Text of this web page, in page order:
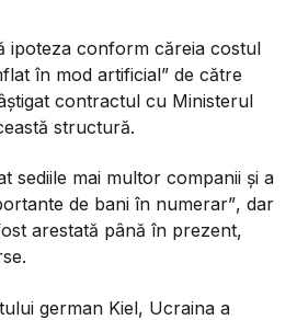
ipoteza conform căreia costul
în mod artificial” de către
contractul cu Ministerul
structură.
sediile mai multor companii și a
de bani în numerar”, dar
arestată până în prezent,
german Kiel, Ucraina a